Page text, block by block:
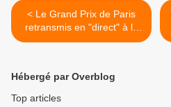
< Le Grand Prix de Paris
retransmis en "direct" à la
télé
Hébergé par Overblog
Top articles